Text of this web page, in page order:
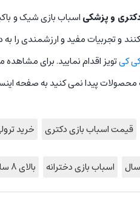
و پزشکی اسباب بازی شیک و
و تجربیات مفید و ارزشمندی را
کیتویز اقدام نمایید. برای
پیدا نمی کنید به صفحه
قیمت اسباب بازی دکتری خرید
اسباب بازی دخترانه بالای 8 سال